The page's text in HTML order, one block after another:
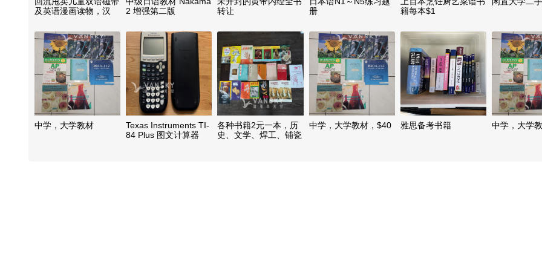
及英语漫画读物，汉
日英双语大字典
2 增强第二版
Edition)
转让
册
籍每本$1
中学，大学教材
Texas Instruments TI-
84 Plus 图文计算器
各种书籍2元一本，历
史、文学、焊工、铺瓷
中学，大学教材，$40 雅思备考书籍 中学，大学